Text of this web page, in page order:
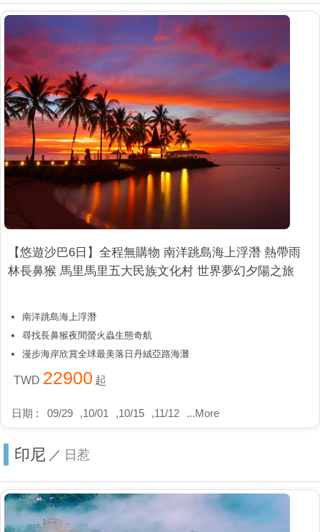
【悠遊沙巴6日】全程無購物 南洋跳島海上浮潛 熱帶雨
林長鼻猴 馬里馬里五大民族文化村 世界夢幻夕陽之旅
南洋跳島海上浮潛
尋找長鼻猴夜間螢火蟲生態奇航
漫步海岸欣賞全球最美落日丹絨亞路海灘
TWD 22900 起
日期 : 09/29 ,10/01 ,10/15 ,11/12 ...More
印尼 ／ 日惹